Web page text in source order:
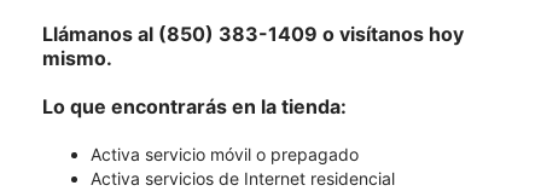
Llámanos al (850) 383-1409 o visítanos hoy
mismo.
Lo que encontrarás en la tienda:
Activa servicio móvil o prepagado
Activa servicios de Internet residencial